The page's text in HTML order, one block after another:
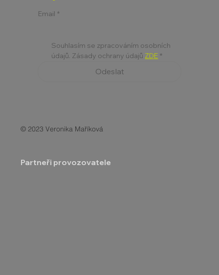
Email *
Souhlasím se zpracováním osobních
údajů. Zásady ochrany údajů ZDE *
Odeslat
© 2023 Veronika Maříková
Partneři provozovatele